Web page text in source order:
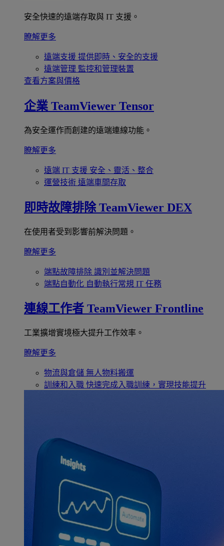
安全快速的遠端存取與 IT 支援。
瞭解更多
遠端支援 提供即時、安全的支援
遠端管理 監控和管理裝置
查看方案與價格
企業 TeamViewer Tensor
為安全運作而創建的遠端連線功能。
瞭解更多
遠端 IT 支援 安全、靈活、整合
運營技術 遠端車間存取
即時故障排除 TeamViewer DEX
在使用者受到影響前解決問題。
瞭解更多
端點故障排除 識別並解決問題
端點自動化 自動執行常規 IT 任務
連線工作者 TeamViewer Frontline
工業擴增實境極大提升工作效率。
瞭解更多
物流與倉儲 無人物料搬運
訓練和入職 快速完成入職訓練，實現技能提升